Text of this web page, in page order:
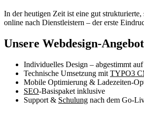
In der heutigen Zeit ist eine gut
online nach Dienstleistern – der erste
Unsere Webdesign-
Individuelles Design – abgestimmt
Technische Umsetzung mit TYPO3
Mobile Optimierung & Ladezeiten-
SEO-Basispaket inklusive
Support & Schulung nach dem Go-